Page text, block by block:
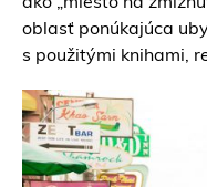
oblasť ponúkajúca
s použitými knihami,